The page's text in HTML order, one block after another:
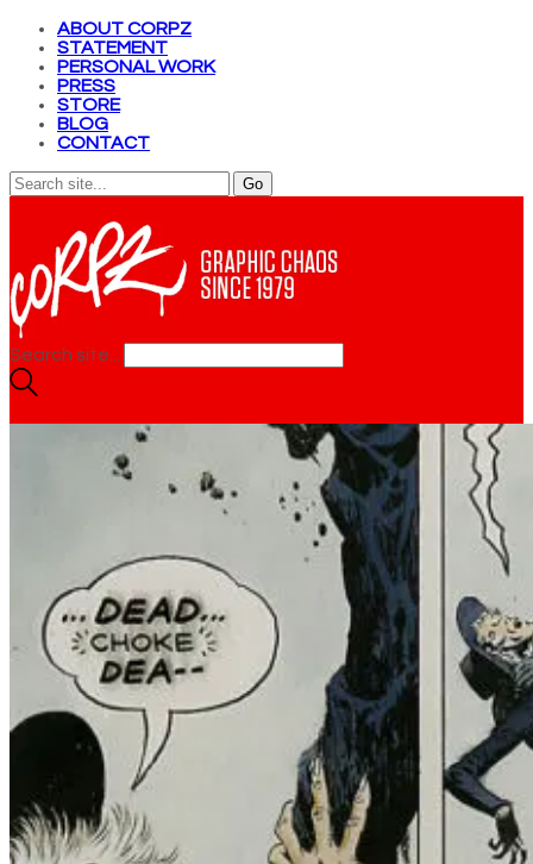
ABOUT CORPZ
STATEMENT
PERSONAL WORK
PRESS
STORE
BLOG
CONTACT
Search site...